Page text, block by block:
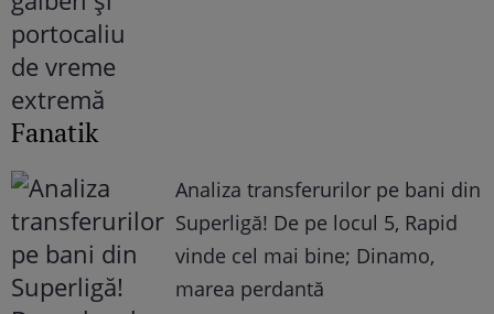
Fanatik
Analiza transferurilor pe bani din
Superligă! De pe locul 5, Rapid
vinde cel mai bine; Dinamo,
marea perdantă